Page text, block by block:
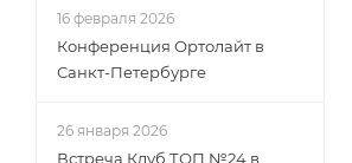
16 февраля 2026
Конференция Ортолайт в
Санкт-Петербурге
26 января 2026
Встреча Клуб ТОП №24 в